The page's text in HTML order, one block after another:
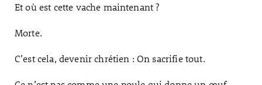
Et où est cette vache maintenant ?
Morte.
C’est cela, devenir chrétien : On sacrifie tout.